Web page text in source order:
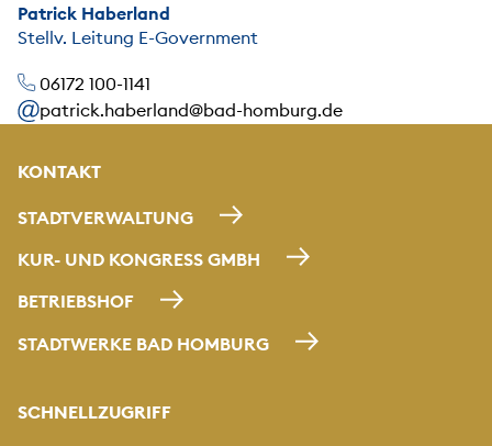
Patrick Haberland
Stellv. Leitung E-Government
06172 100-1141
patrick.haberland@bad-homburg.de
KONTAKT
STADTVERWALTUNG
KUR- UND KONGRESS GMBH
BETRIEBSHOF
STADTWERKE BAD HOMBURG
SCHNELLZUGRIFF